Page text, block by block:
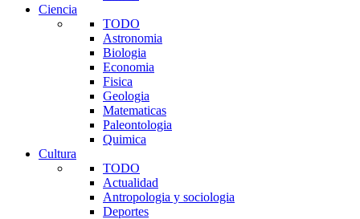
Ciencia
TODO
Astronomia
Biologia
Economia
Fisica
Geologia
Matematicas
Paleontologia
Quimica
Cultura
TODO
Actualidad
Antropologia y sociologia
Deportes